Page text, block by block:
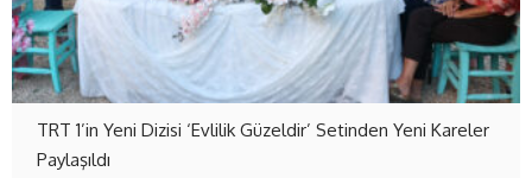
TRT 1’in Yeni Dizisi ‘Evlilik Güzeldir’ Setinden Yeni Kareler
Paylaşıldı